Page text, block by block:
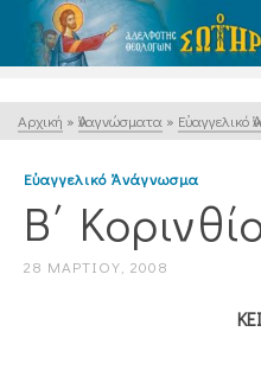
Αρχική » Ἀναγνώσματα » Εὐαγγελικό
Εὐαγγελικό Ἀνάγνωσμα
Β΄
28 ΜΑΡΤΊΟΥ, 2008